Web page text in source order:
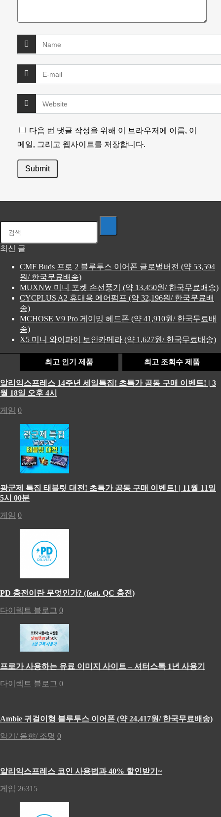
다음 번 댓글 작성을 위해 이 브라우저에 이름, 이
메일, 그리고 웹사이트를 저장합니다.
최신 글
CMF Buds 프로 2 블루투스 이어폰 글로벌버전 (약 53,594
원/ 한국무료배송)
MUXNW 미니 포켓 손선풍기 (약 13,450원/ 한국무료배송)
CYCPLUS A2 휴대용 에어펌프 (약 32,196원/ 한국무료배
송)
MCHOSE V9 Pro 게이밍 헤드폰 (약 41,910원/ 한국무료배
송)
X5 미니 와이파이 보안카메라 (약 1,627원/ 한국무료배송)
최고 인기 제품 최고 조회수 제품
알리익스프레스 14주년 세일특집! 초특가 공동 구매 이벤트! | 3
월 18일 오후 4시
게임 0
광군제 특집 태블릿 대전! 초특가 공동 구매 이벤트! | 11월 11일
5시 00분
게임 0
PD 충전이란 무엇인가? (feat. QC 충전)
다이렉트 블로그 0
프로가 사용하는 유료 이미지 사이트 – 셔터스톡 1년 사용기
다이렉트 블로그 0
Ambie 귀걸이형 블루투스 이어폰 (약 24,417원/ 한국무료배송)
악기/ 음향/ 조명 0
알리익스프레스 코인 사용법과 40% 할인받기~
게임 26315